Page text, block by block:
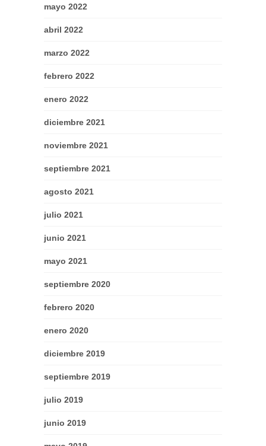
mayo 2022
abril 2022
marzo 2022
febrero 2022
enero 2022
diciembre 2021
noviembre 2021
septiembre 2021
agosto 2021
julio 2021
junio 2021
mayo 2021
septiembre 2020
febrero 2020
enero 2020
diciembre 2019
septiembre 2019
julio 2019
junio 2019